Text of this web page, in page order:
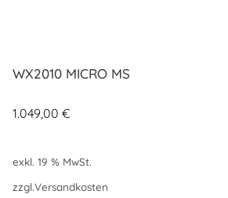
WX2010 MICRO MS
1.049,00 €
exkl. 19 % MwSt.
zzgl.Versandkosten